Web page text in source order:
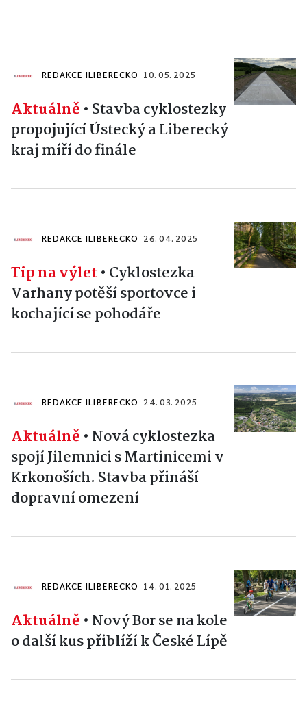
REDAKCE ILIBERECKO 10. 05. 2025
Aktuálně • Stavba cyklostezky
propojující Ústecký a Liberecký
kraj míří do finále
REDAKCE ILIBERECKO 26. 04. 2025
Tip na výlet • Cyklostezka
Varhany potěší sportovce i
kochající se pohodáře
REDAKCE ILIBERECKO 24. 03. 2025
Aktuálně • Nová cyklostezka
spojí Jilemnici s Martinicemi v
Krkonoších. Stavba přináší
dopravní omezení
REDAKCE ILIBERECKO 14. 01. 2025
Aktuálně • Nový Bor se na kole
o další kus přiblíží k České Lípě